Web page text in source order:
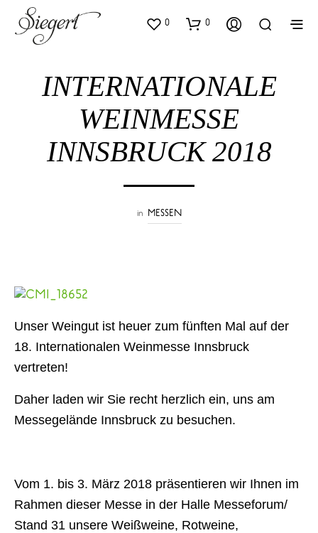
0 0
INTERNATIONALE
WEINMESSE
INNSBRUCK 2018
in MESSEN
Unser Weingut ist heuer zum fünften Mal auf der
18. Internationalen Weinmesse Innsbruck
vertreten!
Daher laden wir Sie recht herzlich ein, uns am
Messegelände Innsbruck zu besuchen.
Vom 1. bis 3. März 2018 präsentieren wir Ihnen im
Rahmen dieser Messe in der Halle Messeforum/
Stand 31 unsere Weißweine, Rotweine,